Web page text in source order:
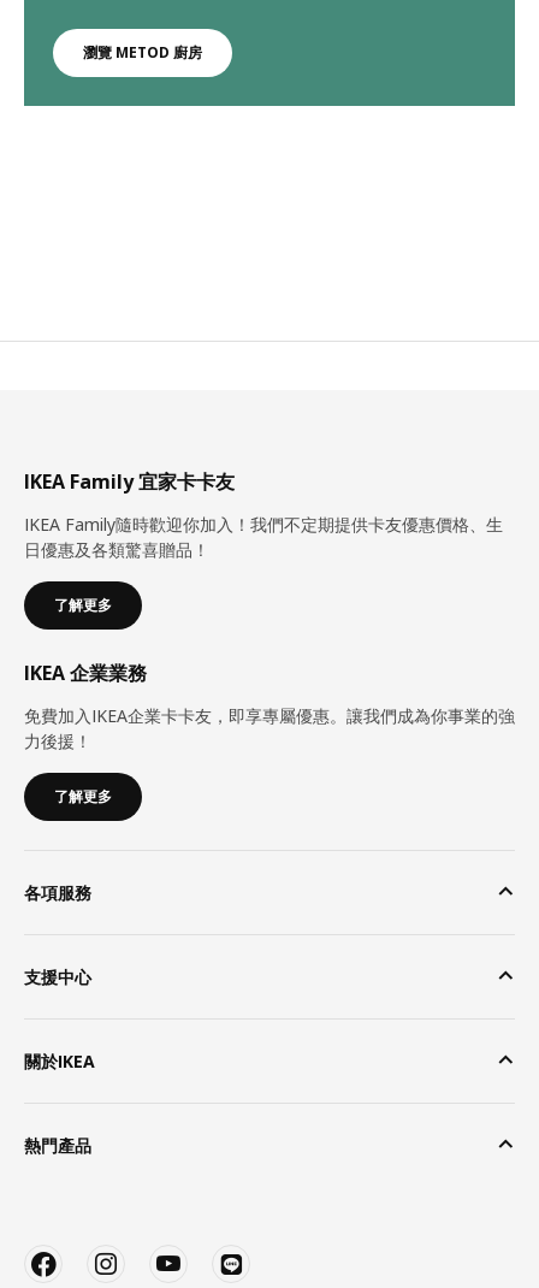
瀏覽 METOD 廚房
IKEA Family 宜家卡卡友
IKEA Family隨時歡迎你加入！我們不定期提供卡友優惠價格、生
日優惠及各類驚喜贈品！
了解更多
IKEA 企業業務
免費加入IKEA企業卡卡友，即享專屬優惠。讓我們成為你事業的強
力後援！
了解更多
各項服務
支援中心
關於IKEA
熱門產品